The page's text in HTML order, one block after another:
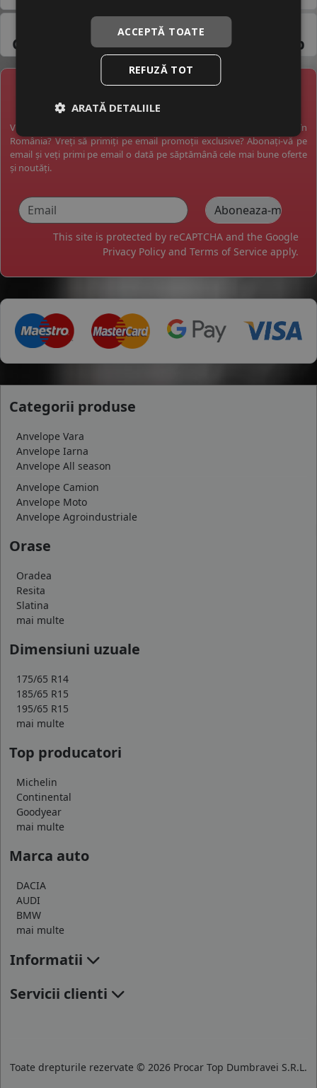
Pneuri 285/25R22 -
Gama variata de laproducatori de top
Vreți să fiți la curent cu toate noutățile în industria anvelopelor în
România? Vreți să primiți pe email promoții exclusive? Abonați-vă pe
email și veți primi pe email o dată pe săptămână cele mai bune oferte
și noutăți.
This site is protected by reCAPTCHA and the Google
Privacy Policy and Terms of Service apply.
Categorii produse
Anvelope Vara
Anvelope Iarna
Anvelope All season
Anvelope Camion
Anvelope Moto
Anvelope Agroindustriale
Orase
Oradea
Resita
Slatina
mai multe
Dimensiuni uzuale
175/65 R14
185/65 R15
195/65 R15
mai multe
Top producatori
Michelin
Continental
Goodyear
mai multe
Marca auto
DACIA
AUDI
BMW
mai multe
Informatii
Servicii clienti
Toate drepturile rezervate © 2026 Procar Top Dumbravei S.R.L.
ACCEPTĂ TOATE
REFUZĂ TOT
ARATĂ DETALIILE